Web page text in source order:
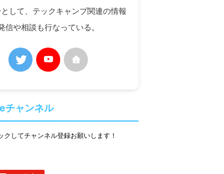
して、テックキャンプ関連の情報
信や相談も行なっている。
チャンネル
クしてチャンネル登録お願いします！